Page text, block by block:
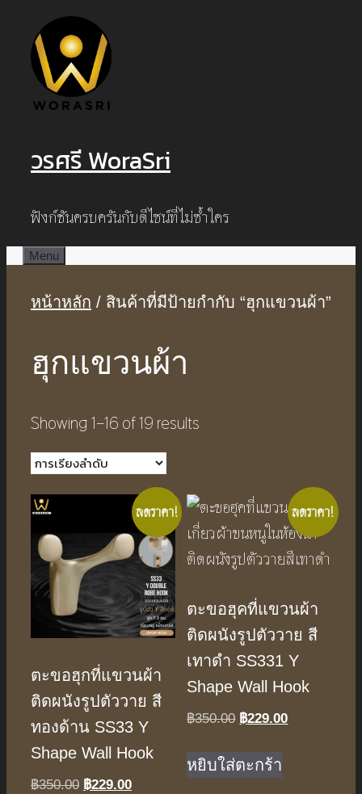
content
วรศรี WoraSri
ฟังก์ชันครบครันกับดีไซน์ที่ไม่ซ้ำใคร
Menu
หน้าหลัก / สินค้าที่มีป้ายกำกับ “ฮุกแขวนผ้า”
ฮุกแขวนผ้า
Showing 1–16 of 19 results
ลดราคา!
ตะขอฮุกที่แขวนผ้า
ติดผนังรูปตัววาย สี
ทองด้าน SS33 Y
Shape Wall Hook
฿350.00 Original
฿229.00
ลดราคา!
ตะขอฮุคที่แขวนผ้า
ติดผนังรูปตัววาย สี
เทาดำ SS331 Y
Shape Wall Hook
฿350.00 Original
was:
฿350.00.
฿229.00
หยิบใส่ตะกร้า